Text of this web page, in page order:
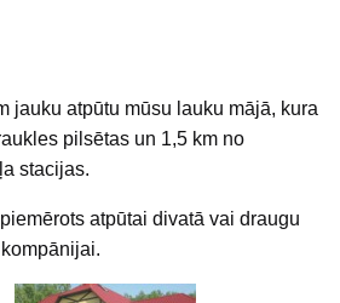
jauku atpūtu mūsu lauku mājā, kura
pilsētas un 1,5 km no
stacijas.
atpūtai divatā vai draugu